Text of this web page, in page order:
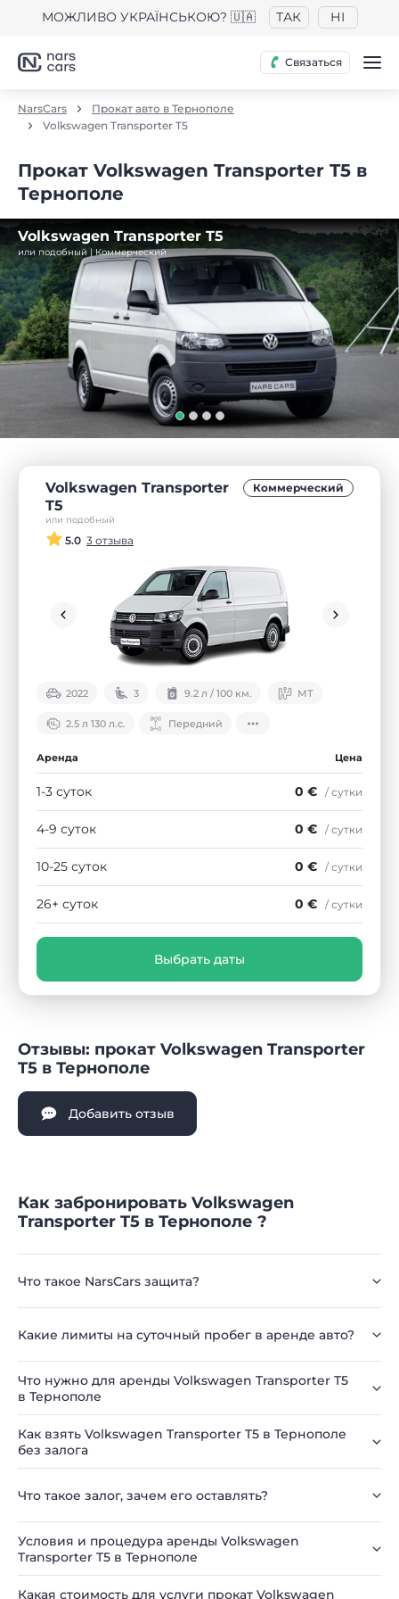
МОЖЛИВО УКРАЇНСЬКОЮ? 🇺🇦 ТАК НІ
Связаться
NarsCars
Прокат авто в Тернополе
Volkswagen Transporter T5
Прокат Volkswagen Transporter T5 в
Тернополе
Volkswagen Transporter T5
или подобный | Коммерческий
Volkswagen Transporter
T5
или подобный
Коммерческий
5.0 3 отзыва
2022 3 9.2 л / 100 км. МТ
2.5 л 130 л.с. Передний
Аренда Цена
1-3 суток 0 € / сутки
4-9 суток 0 € / сутки
10-25 суток 0 € / сутки
26+ суток 0 € / сутки
Выбрать даты
Отзывы: прокат Volkswagen Transporter
T5 в Тернополе
Добавить отзыв
Как забронировать Volkswagen
Transporter T5 в Тернополе ?
Что такое NarsCars защита?
Какие лимиты на суточный пробег в аренде авто?
Что нужно для аренды Volkswagen Transporter T5
в Тернополе
Как взять Volkswagen Transporter T5 в Тернополе
без залога
Что такое залог, зачем его оставлять?
Условия и процедура аренды Volkswagen
Transporter T5 в Тернополе
Какая стоимость для услуги прокат Volkswagen